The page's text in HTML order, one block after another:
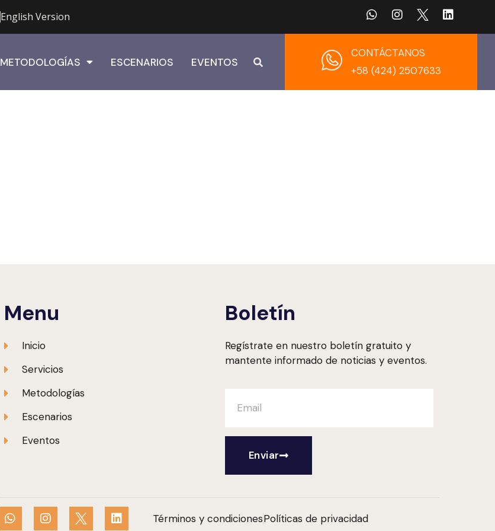
English Version
METODOLOGÍAS ESCENARIOS EVENTOS
CONTÁCTANOS
+58 (424) 2507633
Menu
Inicio
Servicios
Metodologías
Escenarios
Eventos
Boletín
Regístrate en nuestro boletín gratuito y
mantente informado de noticias y eventos.
Enviar
Términos y condicionesPolíticas de privacidad